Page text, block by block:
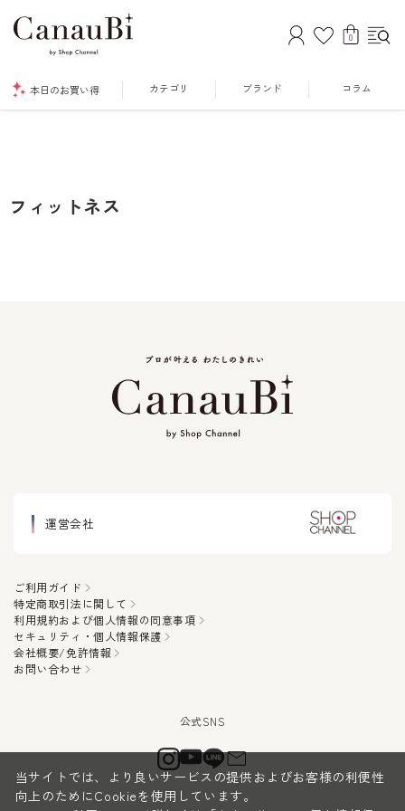
0
本日のお買い得 カテゴリ ブランド コラム
フィットネス
運営会社
ご利用ガイド
特定商取引法に関して
利用規約および個人情報の同意事項
セキュリティ・個人情報保護
会社概要/免許情報
お問い合わせ
当サイトでは、より良いサービスの提供およびお客様の利便性
向上のためにCookieを使用しています。